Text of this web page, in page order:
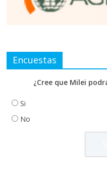
Encuestas
¿Cree que Milei
Si
No